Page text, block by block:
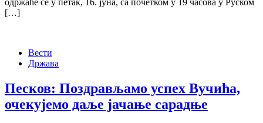
[…]
Вести
Држава
Песков: Поздрављамо успех Вучића,
очекујемо даље јачање сарадње